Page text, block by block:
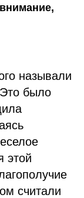
называли
было
этой
считали